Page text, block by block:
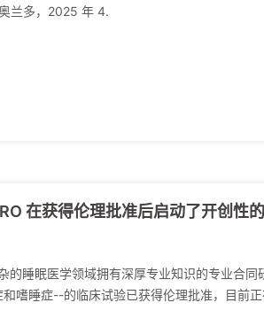
兰多，2025 年 4.
在获得伦理批准后启动了开创性
的睡眠医学领域拥有深厚专业知识的专业合
嗜睡症--的临床试验已获得伦理批准，目前